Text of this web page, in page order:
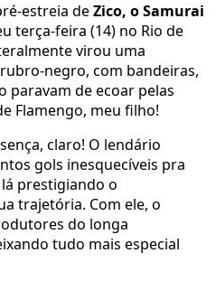
estreia deZico, o Samurai
terça-feira (14) no Rio de
virou uma
negro, com bandeiras,
paravam de ecoar pelas
Flamengo, meu filho!
claro! O lendário
gols inesquecíveis pra
prestigiando o
trajetória. Com ele, o
do longa
tudo mais especial